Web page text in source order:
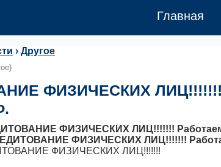
Главная
› Другое
ФИЗИЧЕСКИХ
ФИЗИЧЕСКИХ ЛИЦ!!!!!!!
ФИЗИЧЕСКИХ ЛИЦ!!!!!!!
ФИЗИЧЕСКИХ ЛИЦ!!!!!!!